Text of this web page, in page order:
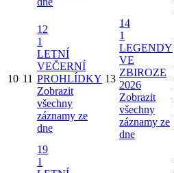
10 11
12
1
LETNÍ
VEČERNÍ
PROHLÍDKY
Zobrazit
všechny
záznamy ze
dne
13
14
1
LEGENDY
VE
ZBIROZE
2026
Zobrazit
všechny
záznamy ze
dne
19
1